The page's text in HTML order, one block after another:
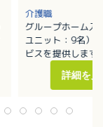
介護職
グループホーム入
ユニット：9名）
ビスを提供します
・移動や移乗、食
排泄等の介助／見
・ホーム内レクレ
催
詳細を見